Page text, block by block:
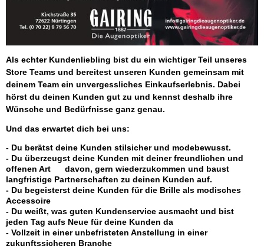
Als echter Kundenliebling bist du ein wichtiger Teil unseres
Store Teams und bereitest unseren Kunden gemeinsam mit
deinem Team ein unvergessliches Einkaufserlebnis. Dabei
hörst du deinen Kunden gut zu und kennst deshalb ihre
Wünsche und Bedürfnisse ganz genau.
Und das erwartet dich bei uns:
- Du berätst deine Kunden stilsicher und modebewusst.
- Du überzeugst deine Kunden mit deiner freundlichen und
offenen Art davon, gern wiederzukommen und baust
langfristige Partnerschaften zu deinen Kunden auf.
- Du begeisterst deine Kunden für die Brille als modisches
Accessoire
- Du weißt, was guten Kundenservice ausmacht und bist
jeden Tag aufs Neue für deine Kunden da
- Vollzeit in einer unbefristeten Anstellung in einer
zukunftssicheren Branche